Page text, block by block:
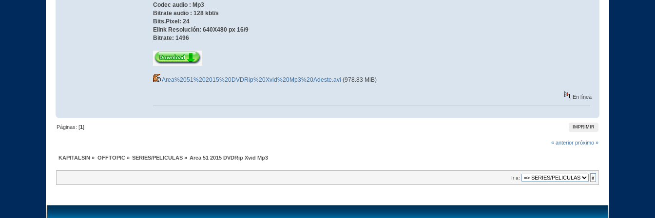
Codec audio : Mp3
Bitrate audio : 128 kbt/s
Bits.Pixel: 24
Elink Resolución: 640X480 px 16/9
Bitrate: 1496
Area%2051%202015%20DVDRip%20Xvid%20Mp3%20Adeste.avi (978.83 MiB)
En línea
IMPRIMIR
Páginas: [1]
« anterior próximo »
KAPITALSIN » OFFTOPIC» SERIES/PELICULAS » Area 51 2015 DVDRip Xvid Mp3
Ir a: